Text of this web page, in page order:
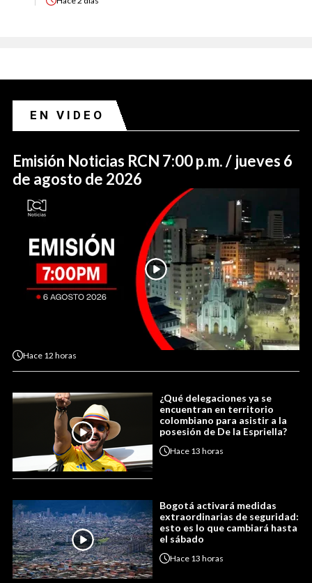
EN VIDEO
Emisión Noticias RCN 7:00 p.m. / jueves 6
de agosto de 2026
Hace 12 horas
¿Qué delegaciones ya se
encuentran en territorio
colombiano para asistir a la
posesión de De la Espriella?
Hace 13 horas
Bogotá activará medidas
extraordinarias de seguridad:
esto es lo que cambiará hasta
el sábado
Hace 13 horas